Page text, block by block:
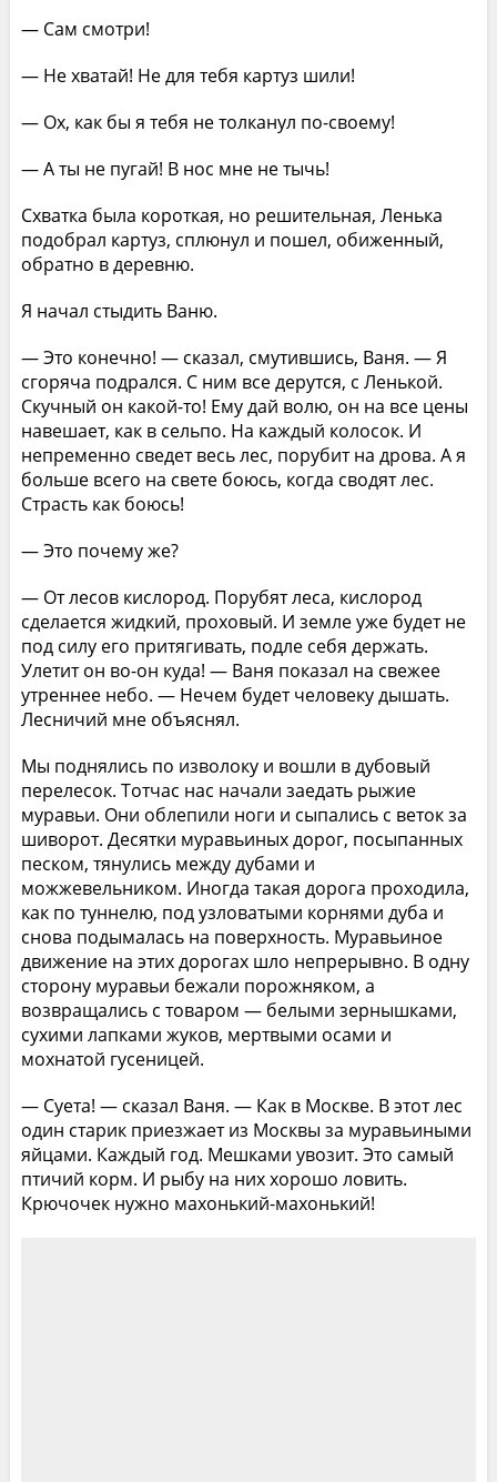
— Сам смотри!
— Не хватай! Не для тебя картуз шили!
— Ох, как бы я тебя не толканул по-своему!
— А ты не пугай! В нос мне не тычь!
Схватка была короткая, но решительная, Ленька
подобрал картуз, сплюнул и пошел, обиженный,
обратно в деревню.
Я начал стыдить Ваню.
— Это конечно! — сказал, смутившись, Ваня. — Я
сгоряча подрался. С ним все дерутся, с Ленькой.
Скучный он какой-то! Ему дай волю, он на все цены
навешает, как в сельпо. На каждый колосок. И
непременно сведет весь лес, порубит на дрова. А я
больше всего на свете боюсь, когда сводят лес.
Страсть как боюсь!
— Это почему же?
— От лесов кислород. Порубят леса, кислород
сделается жидкий, проховый. И земле уже будет не
под силу его притягивать, подле себя держать.
Улетит он во-он куда! — Ваня показал на свежее
утреннее небо. — Нечем будет человеку дышать.
Лесничий мне объяснял.
Мы поднялись по изволоку и вошли в дубовый
перелесок. Тотчас нас начали заедать рыжие
муравьи. Они облепили ноги и сыпались с веток за
шиворот. Десятки муравьиных дорог, посыпанных
песком, тянулись между дубами и
можжевельником. Иногда такая дорога проходила,
как по туннелю, под узловатыми корнями дуба и
снова подымалась на поверхность. Муравьиное
движение на этих дорогах шло непрерывно. В одну
сторону муравьи бежали порожняком, а
возвращались с товаром — белыми зернышками,
сухими лапками жуков, мертвыми осами и
мохнатой гусеницей.
— Суета! — сказал Ваня. — Как в Москве. В этот лес
один старик приезжает из Москвы за муравьиными
яйцами. Каждый год. Мешками увозит. Это самый
птичий корм. И рыбу на них хорошо ловить.
Крючочек нужно махонький-махонький!